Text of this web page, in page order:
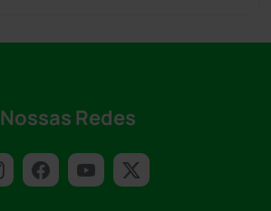
Nossas Redes